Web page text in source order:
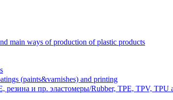
main ways of production of plastic products
(paints&varnishes) and printing
и пр. эластомеры/Rubber, TPE, TPV, TPU